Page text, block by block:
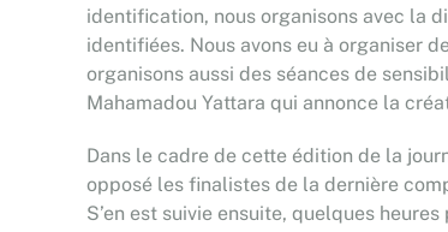
identification, nous organisons avec la
identifiées. Nous avons eu à organiser
organisons aussi des séances de
Mahamadou Yattara qui annonce la
Dans le cadre de cette édition de la
opposé les finalistes de la dernière
S’en est suivie ensuite, quelques